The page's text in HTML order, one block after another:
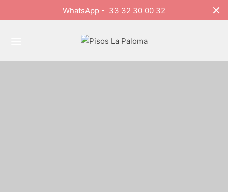
WhatsApp - 33 32 30 00 32